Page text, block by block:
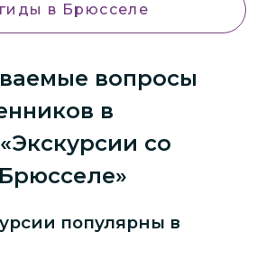
в Брюсселе
вопросы
в
со
популярны в